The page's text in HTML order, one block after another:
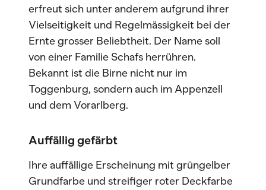
erfreut sich unter anderem aufgrund ihrer
Vielseitigkeit und Regelmässigkeit bei der
Ernte grosser Beliebtheit. Der Name soll
von einer Familie Schafs herrühren.
Bekannt ist die Birne nicht nur im
Toggenburg, sondern auch im Appenzell
und dem Vorarlberg.
Auffällig gefärbt
Ihre auffällige Erscheinung mit grüngelber
Grundfarbe und streifiger roter Deckfarbe